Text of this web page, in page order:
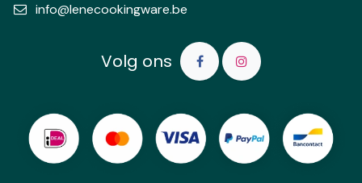
info@lenecookingware.be
Volg ons